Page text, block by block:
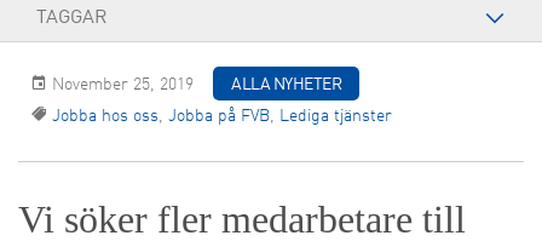
TAGGAR
November 25, 2019
ALLA NYHETER
Jobba hos oss, Jobba på FVB, Lediga tjänster
Vi söker fler medarbetare till